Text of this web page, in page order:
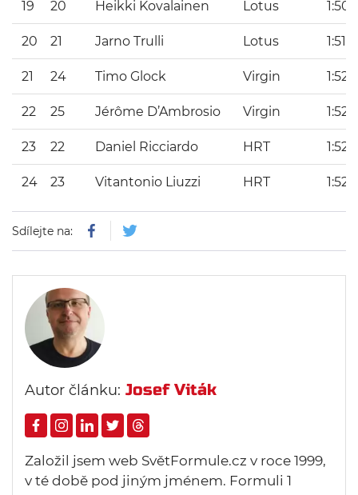
19 20 Heikki Kovalainen Lotus
20 21 Jarno Trulli Lotus
21 24 Timo Glock Virgin
22 25 Jérôme D’Ambrosio Virgin
23 22 Daniel Ricciardo HRT
24 23 Vitantonio Liuzzi HRT
Sdílejte na:
Autor článku: Josef Viták
Založil jsem web SvětFormule.cz v roce 1999,
v té době pod jiným jménem. Formuli 1